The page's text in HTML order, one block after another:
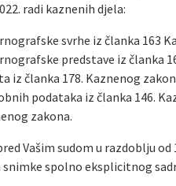
radi kaznenih djela:
svrhe iz članka 163
predstave iz članka
iz članka 178. Kaznenog
podataka iz članka 146.
zakona.
Vašim sudom u razdoblju od
spolno eksplicitnog